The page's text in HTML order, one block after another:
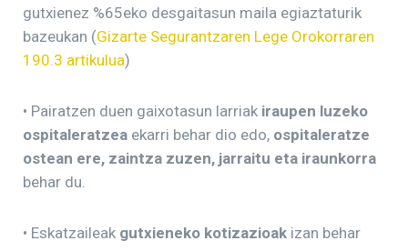
gutxienez %65eko desgaitasun maila egiaztaturik
bazeukan (Gizarte Segurantzaren Lege Orokorraren
190.3 artikulua)
• Pairatzen duen gaixotasun larriak iraupen luzeko
ospitaleratzea ekarri behar dio edo, ospitaleratze
ostean ere, zaintza zuzen, jarraitu eta iraunkorra
behar du.
• Eskatzaileak gutxieneko kotizazioak izan behar